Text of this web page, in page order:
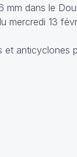
mm dans le
mercredi 13
et anticyclones